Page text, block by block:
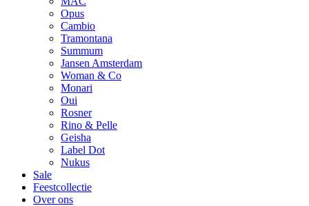
Opus
Cambio
Tramontana
Summum
Jansen Amsterdam
Woman & Co
Monari
Oui
Rosner
Rino & Pelle
Geisha
Label Dot
Nukus
Sale
Feestcollectie
Over ons